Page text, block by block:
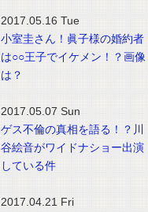
2017.05.16 Tue
小室圭さん！眞子様の婚約者
は○○王子でイケメン！？画像
は？
2017.05.07 Sun
ゲス不倫の真相を語る！？川
谷絵音がワイドナショー出演
している件
2017.04.21 Fri